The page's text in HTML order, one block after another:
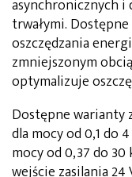
asynchronicznych i
trwałymi.
oszczędzania
zmniejszonym
optymalizuje
Dostępne warianty
dla mocy od 0,1 do
mocy od 0,37 do
wejście zasilania 24